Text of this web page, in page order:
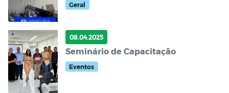
Geral
08.04.2025
Seminário de Capacitação
Eventos